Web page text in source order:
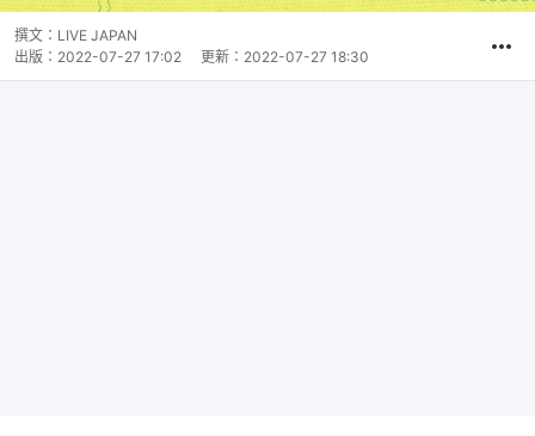
撰文： LIVE JAPAN
出版： 2022-07-27 17:02 更新： 2022-07-27 18:30